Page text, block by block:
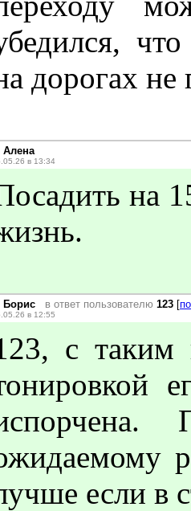
дорогах не
Алена
в 13:34
на
Борис в ответ пользователю 123 [
в 12:55
с таким
если в